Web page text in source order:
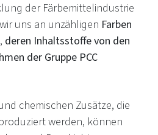
der Färbemittelindustrie
uns an unzähligen Farben
deren Inhaltsstoffe von den
der Gruppe PCC
chemischen Zusätze, die
werden, können